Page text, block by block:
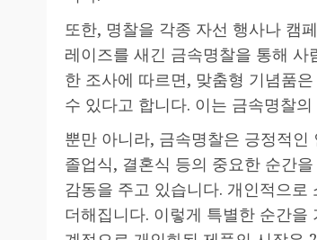
또한, 명찰을 각종 자선 행사나 캠
레이즈를 새긴 금속명찰을 통해
한 조사에 따르면, 맞춤형 기념품
수 있다고 합니다. 이는 금속명찰
뿐만 아니라, 금속명찰은 긍정적
졸업식, 결혼식 등의 중요한 순간
감동을 주고 있습니다. 개인적으
더해집니다. 이렇게 특별한 순간